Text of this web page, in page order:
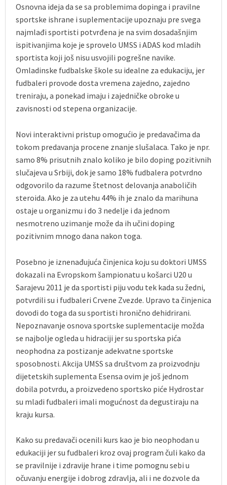
Osnovna ideja da se sa problemima dopinga i pravilne
sportske ishrane i suplementacije upoznaju pre svega
najmlađi sportisti potvrđena je na svim dosadašnjim
ispitivanjima koje je sprovelo UMSS i ADAS kod mladih
sportista koji još nisu usvojili pogrešne navike.
Omladinske fudbalske škole su idealne za edukaciju, jer
fudbaleri provode dosta vremena zajedno, zajedno
treniraju, a ponekad imaju i zajedničke obroke u
zavisnosti od stepena organizacije.
Novi interaktivni pristup omogućio je predavačima da
tokom predavanja procene znanje slušalaca. Tako je npr.
samo 8% prisutnih znalo koliko je bilo doping pozitivnih
slučajeva u Srbiji, dok je samo 18% fudbalera potvrdno
odgovorilo da razume štetnost delovanja anaboličih
steroida. Ako je za utehu 44% ih je znalo da marihuna
ostaje u organizmu i do 3 nedelje i da jednom
nesmotreno uzimanje može da ih učini doping
pozitivnim mnogo dana nakon toga.
Posebno je iznenađujuća činjenica koju su doktori UMSS
dokazali na Evropskom šampionatu u košarci U20 u
Sarajevu 2011 je da sportisti piju vodu tek kada su žedni,
potvrdili su i fudbaleri Crvene Zvezde. Upravo ta činjenica
dovodi do toga da su sportisti hronično dehidrirani.
Nepoznavanje osnova sportske suplementacije možda
se najbolje ogleda u hidraciji jer su sportska pića
neophodna za postizanje adekvatne sportske
sposobnosti. Akcija UMSS sa društvom za proizvodnju
dijetetskih suplementa Esensa ovim je još jednom
dobila potvrdu, a proizvedeno sportsko piće Hydrostar
su mladi fudbaleri imali mogućnost da degustiraju na
kraju kursa.
Kako su predavači ocenili kurs kao je bio neophodan u
edukaciji jer su fudbaleri kroz ovaj program čuli kako da
se pravilnije i zdravije hrane i time pomognu sebi u
očuvanju energije i dobrog zdravlja, ali i ne dozvole da